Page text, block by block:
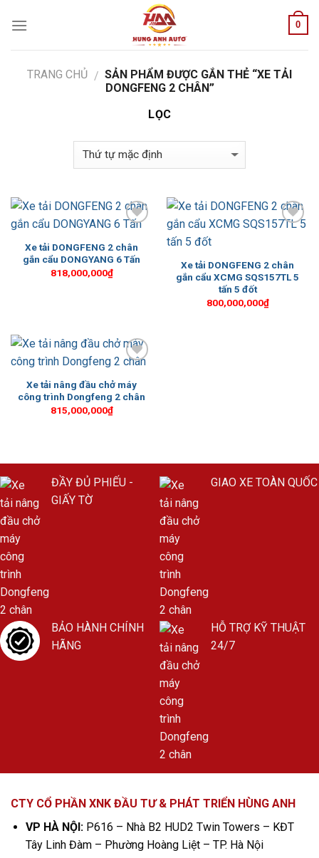
0
TRANG CHỦ / SẢN PHẨM ĐƯỢC GẮN THẺ “XE TẢI
DONGFENG 2 CHÂN”
LỌC
Wishlist
Xe tải DONGFENG 2 chân
gắn cẩu DONGYANG 6 Tấn
818,000,000₫
Xe tải DONGFENG 2 chân
gắn cẩu XCMG SQS157TL 5
tấn 5 đốt
800,000,000₫
Wishlist
Xe tải nâng đầu chở máy
công trình Dongfeng 2 chân
815,000,000₫
ĐẦY ĐỦ PHIẾU -
GIẤY TỜ
GIAO XE TOÀN QUỐC
BẢO HÀNH CHÍNH
HÃNG
HỖ TRỢ KỸ THUẬT
24/7
CTY CỔ PHẦN XNK ĐẦU TƯ & PHÁT TRIỂN HÙNG ANH
VP HÀ NỘI:P616 – Nhà B2 HUD2 Twin Towers – KĐT
Tây Linh Đàm – Phường Hoàng Liệt – TP. Hà Nội